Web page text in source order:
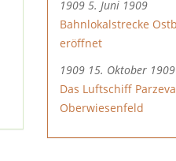
1909 5. Juni 1909
Bahnlokalstrecke
eröffnet
1909 15. Oktober 1909
Das Luftschiff
Oberwiesenfeld